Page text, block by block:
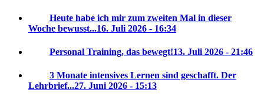
Heute habe ich mir zum zweiten Mal in dieser
Woche bewusst...16. Juli 2026 - 16:34
Personal Training, das bewegt!13. Juli 2026 - 21:46
3 Monate intensives Lernen sind geschafft. Der
Lehrbrief...27. Juni 2026 - 15:13